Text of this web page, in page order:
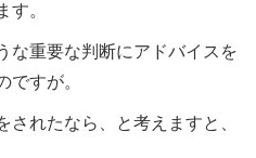
す。
な重要な判断にアドバイスを
ですが。
されたなら、と考えますと、